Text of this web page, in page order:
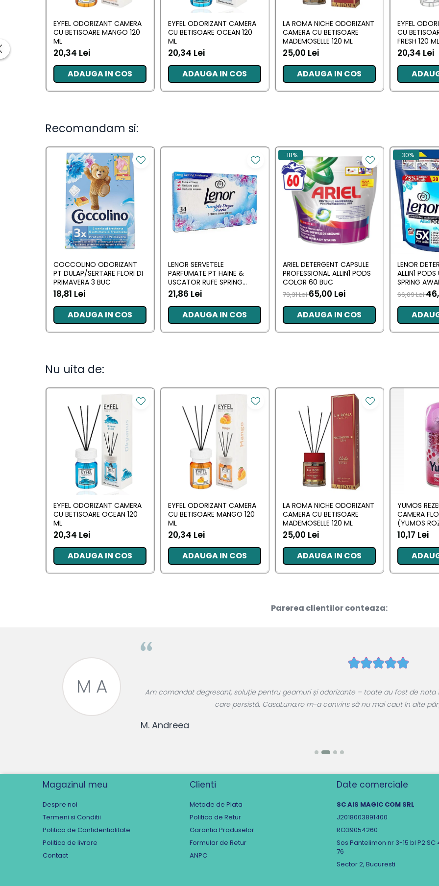
Balsam de par
Fixativ si spuma de par
Masca & Gel de par
Servetele Umede & Uscate
Ingrijire copii
Cosmetice copii
Odorizante
Aer Conditionat
Lumanari Parfumate
Deodorante & Parfumuri
Deodorante &
Parfumuri
Casete cadou
Covoare & Tapiterii
EYFEL ODORIZANT CAMERA
CU BETISOARE MANGO 120
ML
20,34 Lei
ADAUGA IN COS
EYFEL ODORIZANT CAMERA
CU BETISOARE OCEAN 120
ML
20,34 Lei
ADAUGA IN COS
LA ROMA NICHE ODORIZANT
CAMERA CU BETISOARE
MADEMOSELLE 120 ML
25,00 Lei
ADAUGA IN COS
EYFEL
CU
FRESH 120 ML
20,34 Lei
Recomandam si:
COCCOLINO ODORIZANT
PT DULAP/SERTARE FLORI DI
PRIMAVERA 3 BUC
18,81 Lei
ADAUGA IN COS
LENOR SERVETELE
PARFUMATE PT HAINE &
USCATOR RUFE SPRING
AWAKENING 34 BUC
21,86 Lei
ADAUGA IN COS
-18%
ARIEL DETERGENT CAPSULE
PROFESSIONAL ALLIN1 PODS
COLOR 60 BUC
79,31 Lei65,00 Lei
ADAUGA IN COS
-30%
LENOR
ALLIN1 PODS
SPRING
66,09 Lei
Nu uita de:
EYFEL ODORIZANT CAMERA
CU BETISOARE OCEAN 120
ML
20,34 Lei
ADAUGA IN COS
EYFEL ODORIZANT CAMERA
CU BETISOARE MANGO 120
ML
20,34 Lei
ADAUGA IN COS
LA ROMA NICHE ODORIZANT
CAMERA CU BETISOARE
MADEMOSELLE 120 ML
25,00 Lei
ADAUGA IN COS
YUMOS
CAMERA
(YUMOS
10,17 Lei
Parerea clientilor conteaza:
M A
M. Andreea
Am comandat degresant, soluție pentru geamuri și odorizante – toate au fost de
care persistă. CasaLuna.ro m-a convins să nu mai caut în alte
Magazinul meu
Despre noi
Termeni si Conditii
Politica de Confidentialitate
Politica de livrare
Contact
Clienti
Metode de Plata
Politica de Retur
Garantia Produselor
Formular de Retur
ANPC
Date comerciale
SC AIS MAGIC COM SRL
J2018003891400
RO39054260
Sos Pantelimon nr 3-15 bl P2 SC
76
Sector 2, Bucuresti